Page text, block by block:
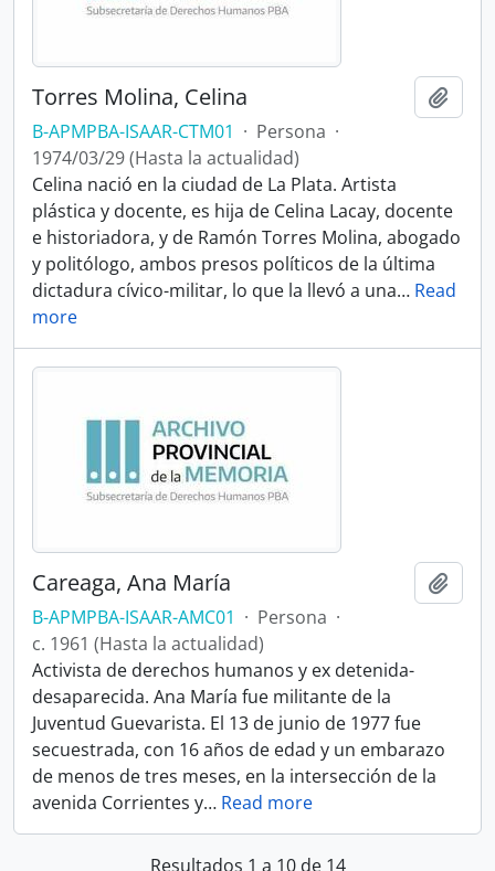
Torres Molina, Celina
B-APMPBA-ISAAR-CTM01 · Persona ·
1974/03/29 (Hasta la actualidad)
Celina nació en la ciudad de La Plata. Artista
plástica y docente, es hija de Celina Lacay, docente
e historiadora, y de Ramón Torres Molina, abogado
y politólogo, ambos presos políticos de la última
dictadura cívico-militar, lo que la llevó a una… Read
more
Careaga, Ana María
B-APMPBA-ISAAR-AMC01 · Persona ·
c. 1961 (Hasta la actualidad)
Activista de derechos humanos y ex detenida-
desaparecida. Ana María fue militante de la
Juventud Guevarista. El 13 de junio de 1977 fue
secuestrada, con 16 años de edad y un embarazo
de menos de tres meses, en la intersección de la
avenida Corrientes y… Read more
Resultados 1 a 10 de 14